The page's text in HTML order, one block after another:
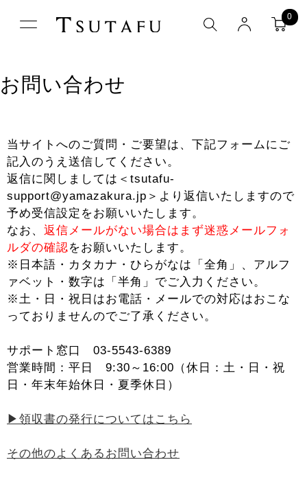
0
お問い合わせ
当サイトへのご質問・ご要望は、下記フォームにご
記入のうえ送信してください。
返信に関しましては＜tsutafu-
support@yamazakura.jp＞より返信いたしますので
予め受信設定をお願いいたします。
なお、返信メールがない場合はまず迷惑メールフォ
ルダの確認をお願いいたします。
※日本語・カタカナ・ひらがなは「全角」、アルフ
ァベット・数字は「半角」でご入力ください。
※土・日・祝日はお電話・メールでの対応はおこな
っておりませんのでご了承ください。
サポート窓口 03-5543-6389
営業時間：平日 9:30～16:00（休日：土・日・祝
日・年末年始休日・夏季休日）
▶領収書の発行についてはこちら
その他のよくあるお問い合わせ